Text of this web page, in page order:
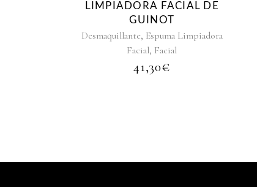
LIMPIADORA FACIAL DE
GUINOT
Desmaquillante, Espuma Limpiadora
Facial, Facial
41,30€